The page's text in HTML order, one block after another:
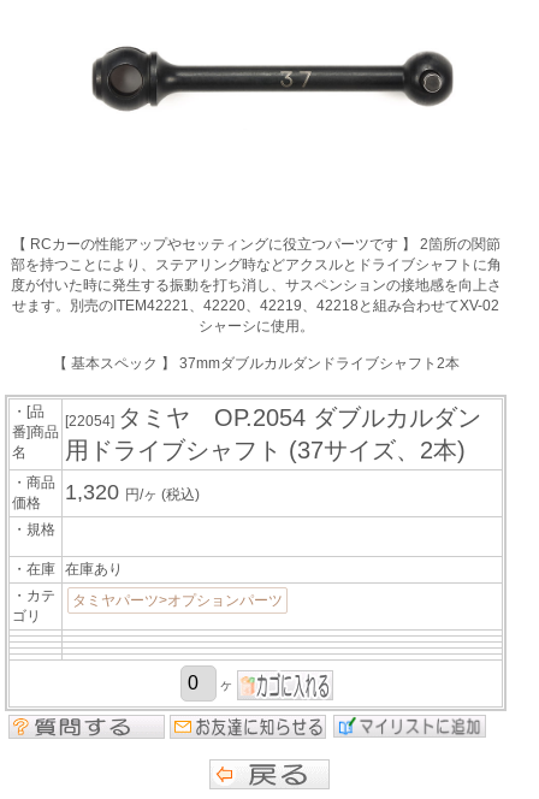
【 RCカーの性能アップやセッティングに役立つパーツです 】 2箇所の関節
部を持つことにより、ステアリング時などアクスルとドライブシャフトに角
度が付いた時に発生する振動を打ち消し、サスペンションの接地感を向上さ
せます。別売のITEM42221、42220、42219、42218と組み合わせてXV-02
シャーシに使用。
【 基本スペック 】 37mmダブルカルダンドライブシャフト2本
・[品
番]商品
名
[22054] タミヤ OP.2054 ダブルカルダン
用ドライブシャフト (37サイズ、2本)
・商品
価格
1,320 円/ヶ(税込)
・規格
・在庫
在庫あり
・カテ
ゴリ
タミヤパーツ>オプションパーツ
ヶ